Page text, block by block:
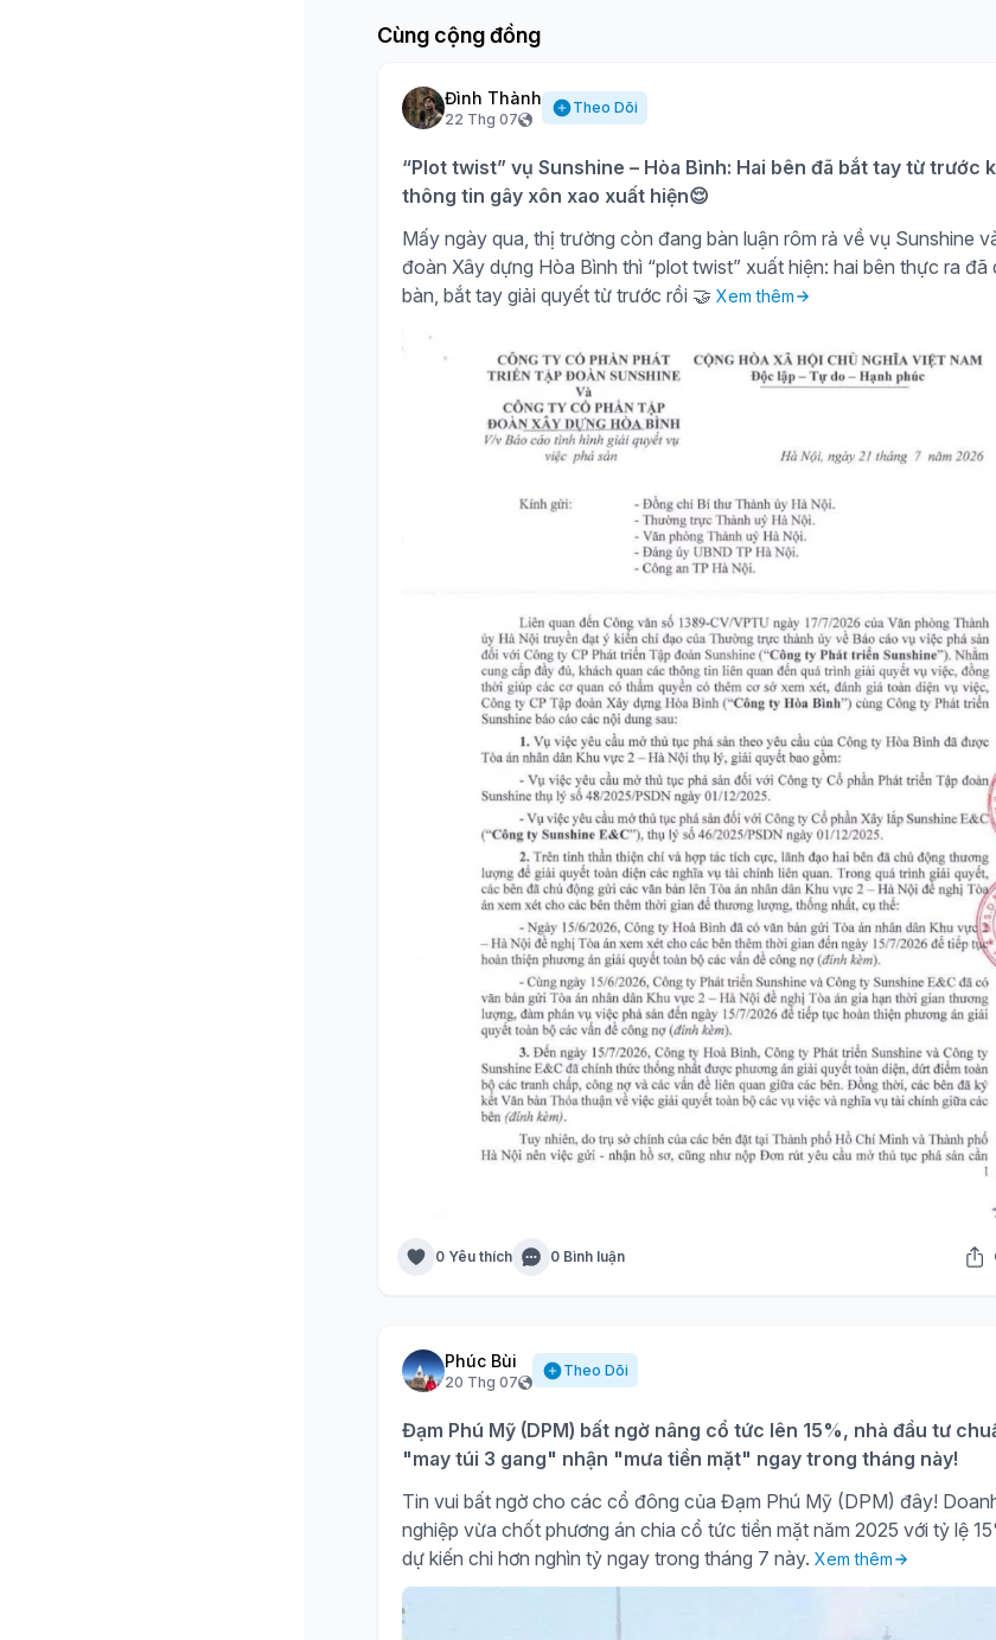
Cùng cộng đồng
Đình Thành
22 Thg 07
Theo Dõi
“Plot twist” vụ Sunshine – Hòa Bình: Hai bên đã bắt tay từ trước
thông tin gây xôn xao xuất hiện😌
Mấy ngày qua, thị trường còn đang bàn luận rôm rả về vụ Sunshine
đoàn Xây dựng Hòa Bình thì “plot twist” xuất hiện: hai bên thực ra đã
bàn, bắt tay giải quyết từ trước rồi 🤝 Xem thêm
0 Yêu thích 0 Bình luận
Phúc Bùi
20 Thg 07
Theo Dõi
Đạm Phú Mỹ (DPM) bất ngờ nâng cổ tức lên 15%, nhà đầu tư
"may túi 3 gang" nhận "mưa tiền mặt" ngay trong tháng này!
Tin vui bất ngờ cho các cổ đông của Đạm Phú Mỹ (DPM) đây!
nghiệp vừa chốt phương án chia cổ tức tiền mặt năm 2025 với tỷ lệ
dự kiến chi hơn nghìn tỷ ngay trong tháng 7 này. Xem thêm